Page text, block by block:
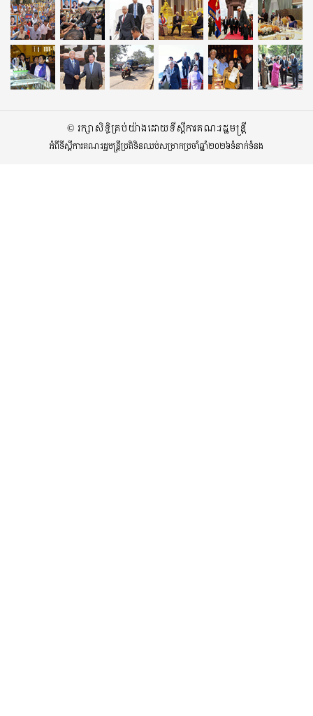
© រក្សាសិទ្ធិគ្រប់យ៉ាងដោយទីស្តីការគណៈរដ្ឋមន្ត្រី
អំពីទីស្តីការគណៈរដ្ឋមន្ត្រីប្រតិទិនឈប់សម្រាកប្រចាំឆ្នាំ២០២៦ទំនាក់ទំនង